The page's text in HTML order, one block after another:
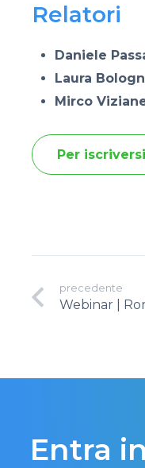
Relatori
Daniele
Laura
Mirco
Per
precedente
Webinar |
Entra